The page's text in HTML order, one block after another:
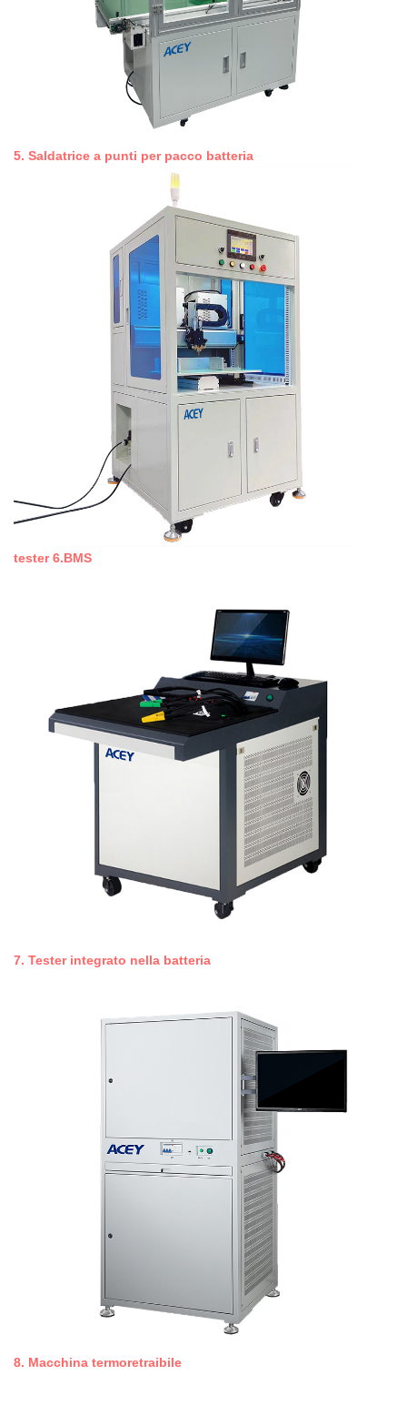
5. Saldatrice a punti per pacco batteria
tester 6.BMS
7. Tester integrato nella batteria
8. Macchina termoretraibile